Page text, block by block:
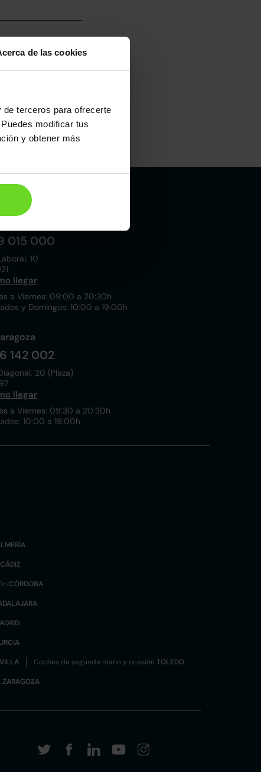
de las cookies
terceros para ofrecerte
modificar tus
y obtener más
mixto
015 000
10
llegar
a Viernes: 09:00 a 20:30h
y Domingos: 10:00 a 19:00h
142 002
20 (Plaza)
llegar
a Viernes: 09:30 a 20:30h
10:00 a 19:00h
CÁDIZ
CÓRDOBA
Coches de segunda mano y ocasión TOLEDO
ZARAGOZA